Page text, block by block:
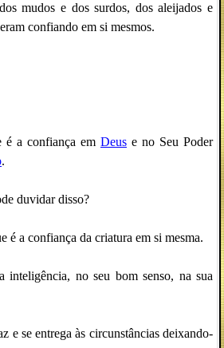
mudos e dos surdos, dos aleijados e
confiando em si mesmos.
é a confiança em Deus e no Seu Poder
.
duvidar disso?
é a confiança da criatura em si mesma.
inteligência, no seu bom senso, na sua
e se entrega às circunstâncias deixando-